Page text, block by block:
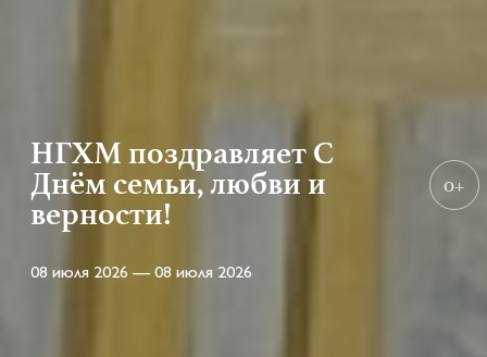
НГХМ поздравляет С
Днём семьи, любви и
верности!
08 июля 2026 — 08 июля 2026
0+